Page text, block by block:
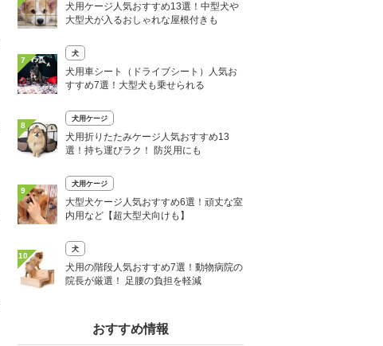
犬用ケージ人気おすすめ13選！中型犬や
大型犬が入るおしゃれな屋根付きも
7
犬
犬用車シート（ドライブシート）人気お
すすめ7選！大型犬も乗せられる
8
犬用ケージ
犬用折りたたみケージ人気おすすめ13
選！持ち運びラク！ 防災用にも
9
犬用ケージ
大型犬ケージ人気おすすめ6選！頑丈な室
内用など【超大型犬向けも】
10
犬
犬用の階段人気おすすめ7選！動物病院の
院長が厳選！ 足腰の負担を軽減
おすすめ情報